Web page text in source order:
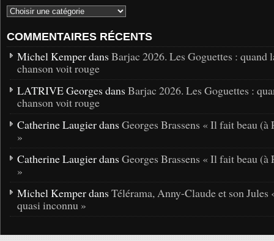
COMMENTAIRES RÉCENTS
Michel Kemper dans Barjac 2026. Les Goguettes : quand
chanson voit rouge
LATRIVE Georges dans Barjac 2026. Les Goguettes :
chanson voit rouge
Catherine Laugier dans Georges Brassens « Il fait beau (à
»
Catherine Laugier dans Georges Brassens « Il fait beau (à
»
Michel Kemper dans Télérama, Anny-Claude et son Jules
quasi inconnu »